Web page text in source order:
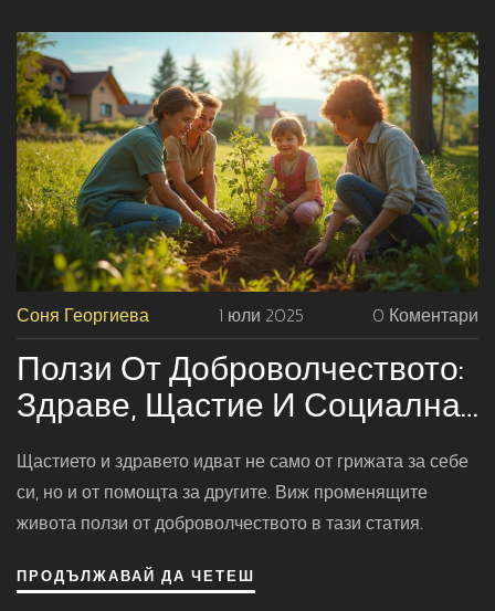
Соня Георгиева 1 юли 2025 0 Коментари
Ползи От Доброволчеството:
Здраве, Щастие И Социална
Подкрепа
Щастието и здравето идват не само от грижата за себе
си, но и от помощта за другите. Виж променящите
живота ползи от доброволчеството в тази статия.
ПРОДЪЛЖАВАЙ ДА ЧЕТЕШ